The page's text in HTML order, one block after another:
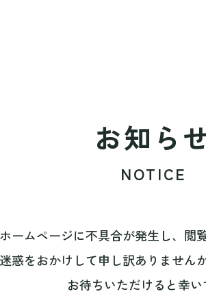
お知ら
NOTICE
ームページに不具合が発生し、閲
惑をおかけして申し訳ありません
お待ちいただけると幸い